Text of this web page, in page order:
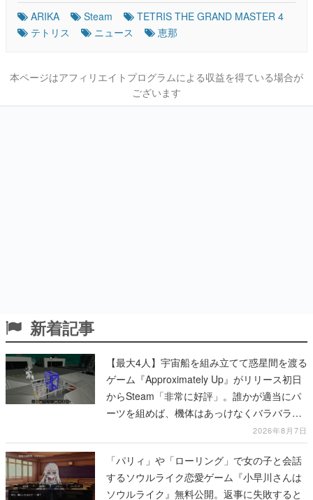
ARIKA Steam
TETRIS THE GRAND MASTER 4
テトリス
ニュース 恵那
本ページはアフィリエイトプログラムによる収益を得ている場合が
ございます
新着記事
【最大4人】宇宙船を組み立てて惑星間を渡る
ゲーム『Approximately Up』がリリース初日
からSteam「非常に好評」。誰かが適当にパ
ーツを組めば、機体はあっけなくバラバラに
2026年8月7日
「パリィ」や「ローリング」で女の子と会話
するソウルライク恋愛ゲーム『小早川さんは
ソウルライク』無料公開。返事に失敗すると